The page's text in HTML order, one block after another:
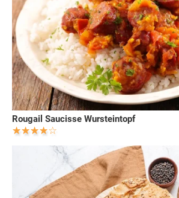
Rougail Saucisse Wursteintopf